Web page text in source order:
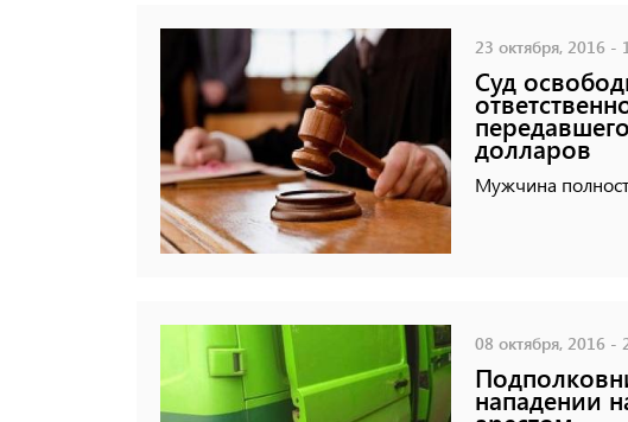
23 октября, 2016 -
Суд
долларов
Мужчина
08 октября, 2016 -
нападении